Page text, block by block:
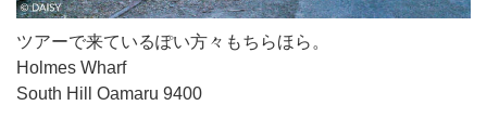
ツアーで来ているぽい方々もちらほら。
Holmes Wharf
South Hill Oamaru 9400